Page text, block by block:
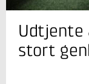
Jeg er din
Jesper Niewald
Forretningsleder
Rørcentret
Udtjente
stort